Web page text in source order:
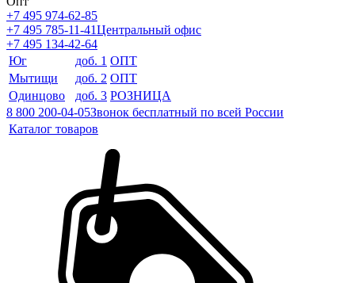
+7 495 974-62-85
+7 495 785-11-41Центральный офис
+7 495 134-42-64
Юг
доб. 1 ОПТ
Мытищи
доб. 2 ОПТ
Одинцово
доб. 3 РОЗНИЦА
8 800 200-04-05Звонок бесплатный по всей России
Каталог товаров